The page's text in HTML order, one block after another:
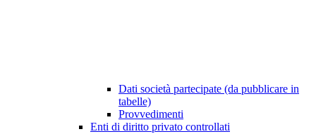
Dati società partecipate (da pubblicare in
tabelle)
Provvedimenti
Enti di diritto privato controllati